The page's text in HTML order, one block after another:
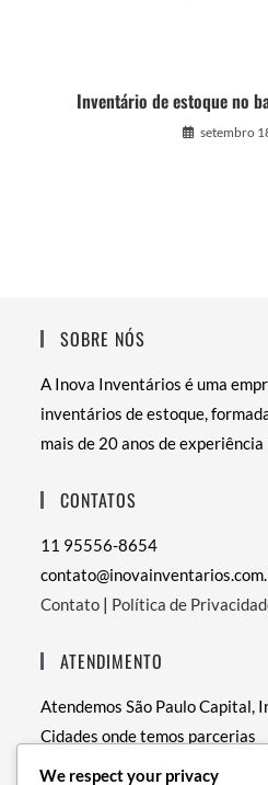
Inventário de estoque no
setembro
SOBRE NÓS
A Inova Inventários é uma
inventários de estoque,
mais de 20 anos de experiência
CONTATOS
11 95556-8654
Contato | Política de
ATENDIMENTO
Atendemos São Paulo Capital,
Cidades onde temos parcerias
• RJ – Rio de Janeiro
We respect your privacy